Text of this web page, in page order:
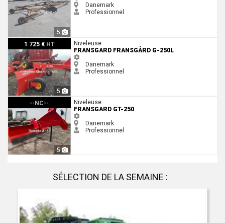
5
Danemark
Professionnel
1 725 € HT
5
Fransgard Fransgård G-250LNiveleuse
FRANSGARD FRANSGÅRD G-250L
Danemark
Professionnel
--NC--
5
Fransgard GT-250
Niveleuse
FRANSGARD GT-250
Danemark
Professionnel
SÉLECTION DE LA SEMAINE :